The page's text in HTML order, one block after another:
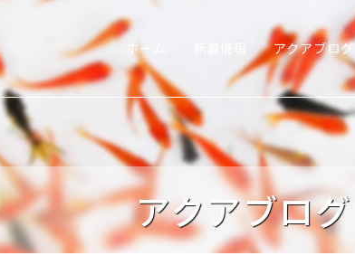
ホーム アクアブログ
アクアブログ